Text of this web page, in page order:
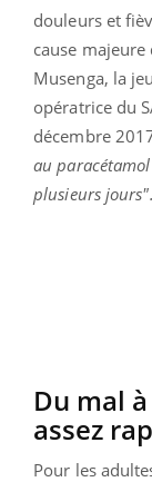
douleurs et
cause
Musenga, la
opératrice du
décembre
au
plusieurs jours".
Du mal
assez
Pour les